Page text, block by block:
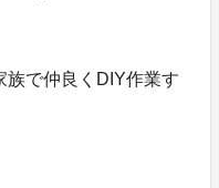
族で仲良くDIY作業す